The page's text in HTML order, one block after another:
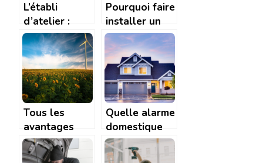
L’établi
d’atelier :
comment
identifier le
modèle idéal
?
Pourquoi faire
installer un
bardage
isolant pour
votre maison
?
Tous les
avantages
des énergies
renouvelables
Quelle alarme
domestique
choisir a
Rochefort ?